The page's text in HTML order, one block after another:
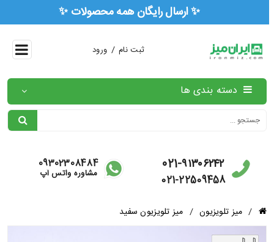
ثبت نام / ورود
دسته بندی ها
021-۹۱۳۰۶۲۴۲
021-22509458
09302308484
مشاوره واتس آپ
میز تلویزیون میز تلویزیون سفید